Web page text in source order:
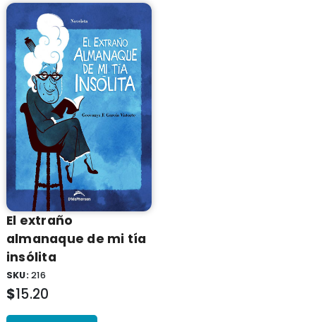
El extraño
almanaque de mi tí­a
insólita
SKU:216
$15.20